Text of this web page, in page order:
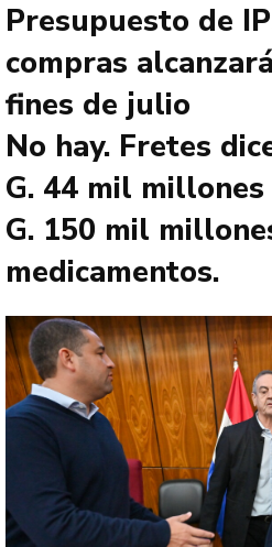
Presupuesto de
compras
fines de julio
No hay. Fretes
G. 44 mil
G. 150 mil
medicamentos.